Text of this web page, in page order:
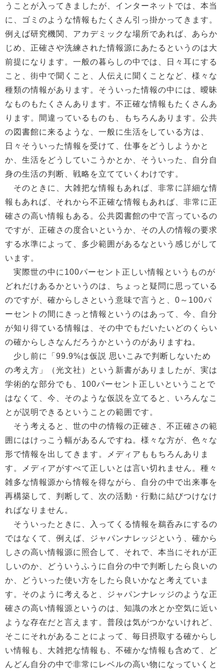
うことが入ってきましたが、インターネットでは、本当
に、ゴミのような情報もたくさん引っ掛かってきます。
例えば研究機関、アカデミックな場所であれば、あらか
じめ、正確さや洗練された情報源にあたるというのは大
前提になります。一般の暮らしの中では、日々耳にする
こと、街中で聞くこと、人伝えに聞くことなど、様々な
種類の情報があります。そういった情報の中には、曖昧
なものもたくさんあります。不正確な情報もたくさんあ
ります。間違っているものも、もちろんあります。公共
の図書館に来るような、一般に生活をしている方は、
日々そういった情報を受けて、仕事をどうしようかと
か、生活をどうしていこうかとか、そういった、自分自
身の生活の判断、戦略を立てていくわけです。
そのときに、大雑把な情報もあれば、非常に詳細な情
報もあれば、それから不正確な情報もあれば、非常に正
確さの高い情報もある。公共図書館の中で言っているの
ですが、正確さの度合いというか、その人の情報の要求
する水準によって、多少範囲があるなという感じがして
います。
実際世の中に100パーセント正しい情報というものが
どれだけあるかというのは、ちょっと疑問に思っている
のですが、確からしさという意味で言うと、0～100パ
ーセントの間にきっと情報というのはあって、今、自分
が知り得ている情報は、その中でもだいたいどのくらい
の確からしさなんだろうかというのがありますね。
少し前に「99.9%は仮説 思いこみで判断しないため
の考え方」（光文社）という新書がありましたが、実は
学術的な部分でも、100パーセント正しいということで
はなくて、今、そのような仮説を立てると、いろんなこ
とが説明できるということの範囲です。
そう考えると、世の中の情報の正確さ、不正確さの範
囲にはけっこう幅があるんですね。様々な方が、色々な
形で情報を出してきます。メディアももちろんありま
す。メディアがすべて正しいとは言い切れません。種々
雑多な情報源から情報を得ながら、自分の中で出来事を
再構築して、判断して、次の活動・行動に結びつけなけ
ればなりません。
そういったときに、入ってくる情報を鵜呑みにするの
ではなくて、例えば、ジャパンナレッジという、確から
しさの高い情報源に照合して、それで、本当にそれが正
しいのか、どういうふうに自分の中で判断したら良いの
か、どういった使い方をしたら良いかなと考えていま
す。そのように考えると、ジャパンナレッジのような正
確さの高い情報源というのは、知識の水とか空気に近い
ような存在だと言えます。普段は気がつかないけれど、
そこにそれがあることによって、毎日摂取する確からし
い情報も、大雑把な情報も、不確かな情報も含めて、ど
んどん自分の中で非常にレベルの高い物になっていくと